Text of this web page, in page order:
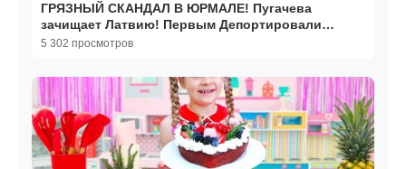
ГРЯЗНЫЙ СКАНДАЛ В ЮРМАЛЕ! Пугачева
зачищает Латвию! Первым Депортировали
Раймонда Паулса!
5 302 просмотров